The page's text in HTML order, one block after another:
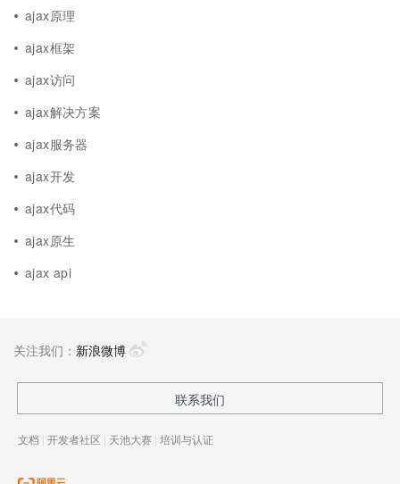
ajax原理
ajax框架
ajax访问
ajax解决方案
ajax服务器
ajax开发
ajax代码
ajax原生
ajax api
关注我们： 新浪微博
联系我们
文档 | 开发者社区 | 天池大赛 | 培训与认证